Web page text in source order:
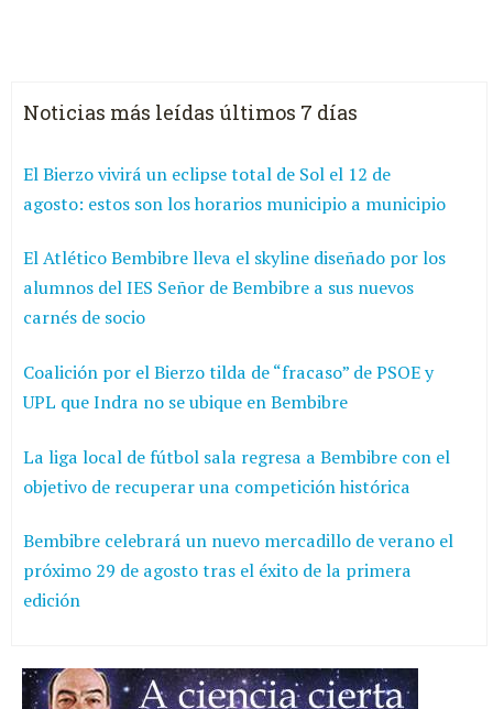
Noticias más leídas últimos 7 días
El Bierzo vivirá un eclipse total de Sol el 12 de
agosto: estos son los horarios municipio a municipio
El Atlético Bembibre lleva el skyline diseñado por los
alumnos del IES Señor de Bembibre a sus nuevos
carnés de socio
Coalición por el Bierzo tilda de “fracaso” de PSOE y
UPL que Indra no se ubique en Bembibre
La liga local de fútbol sala regresa a Bembibre con el
objetivo de recuperar una competición histórica
Bembibre celebrará un nuevo mercadillo de verano el
próximo 29 de agosto tras el éxito de la primera
edición